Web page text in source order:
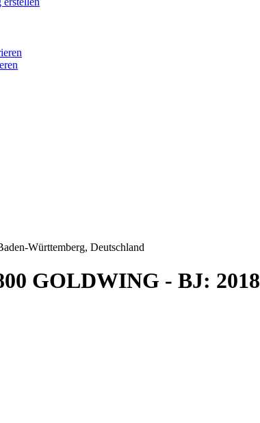
Württemberg, Deutschland
GOLDWING - BJ: 2018